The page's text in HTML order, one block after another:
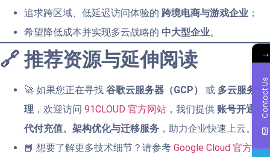
追求跨区域、低延迟访问体验的 跨境电商与游戏企业 ；
希望降低成本并实现多云战略的 中大型企业。
🔗 推荐资源与延伸阅读
🚀 如果您正在寻找 谷歌云服务器（GCP） 或 多云服务代
理 ，欢迎访问 91CLOUD 官方网站 ，我们提供 账号开通、
代付充值、架构优化与迁移服务 ，助力企业快速上云。
📘 想要了解更多技术细节？请参考 Google Cloud 官方文
→
Contact Us